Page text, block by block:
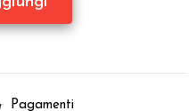
Pagamenti